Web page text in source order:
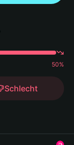
50%
Schlecht